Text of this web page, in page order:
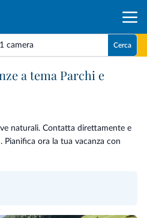
1 camera Cerca
a tema Parchi e
naturali. Contatta direttamente e
Pianifica ora la tua vacanza con